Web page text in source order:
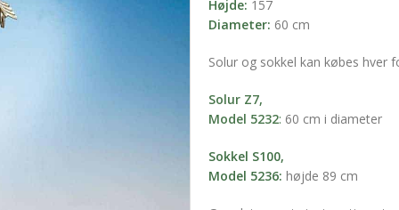
Højde: 157
Diameter: 60 cm
Solur og sokkel kan købes hver
Solur Z7,
Model 5232: 60 cm i diameter
Sokkel S100,
Model 5236: højde 89 cm